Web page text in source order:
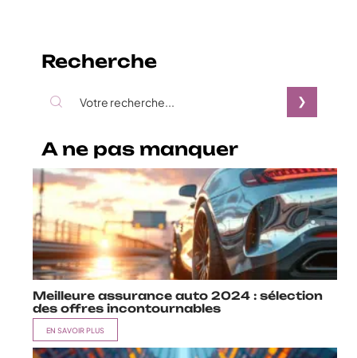
Recherche
A ne pas manquer
Meilleure assurance auto 2024 : sélection
des offres incontournables
EN SAVOIR PLUS